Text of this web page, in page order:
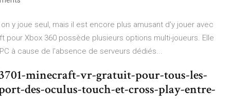
y joue seul, mais il est encore plus amusant d'y jouer avec
pour Xbox 360 possède plusieurs options multi-joueurs. Elle
à cause de l'absence de serveurs dédiés...
minecraft-vr-gratuit-pour-tous-les-
des-oculus-touch-et-cross-play-entre-